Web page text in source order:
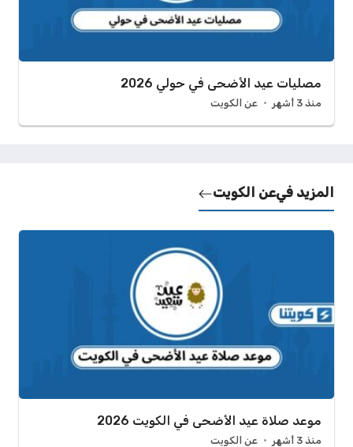
مصليات عيد الأضحى في حولي 2026
منذ 3 أشهر عن الكويت
المزيد فيعن الكويت
موعد صلاة عيد الأضحى في الكويت 2026
منذ 3 أشهر عن الكويت